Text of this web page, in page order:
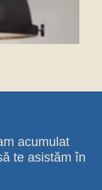
acumulat
te asistăm în